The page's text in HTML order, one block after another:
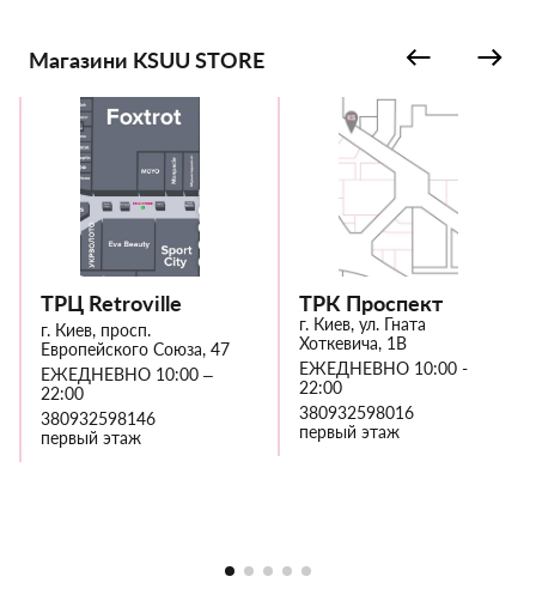
Магазини KSUU STORE
ТРЦ Retroville
г. Киев, просп.
Европейского Союза, 47
ЕЖЕДНЕВНО 10:00 –
22:00
380932598146
первый этаж
ТРК Проспект
г. Киев, ул. Гната
Хоткевича, 1В
ЕЖЕДНЕВНО 10:00 -
22:00
380932598016
первый этаж